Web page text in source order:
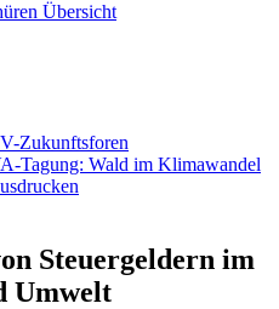
Übersicht
Zukunftsforen
Tagung: Wald im Klimawandel
Steuergeldern im
Umwelt